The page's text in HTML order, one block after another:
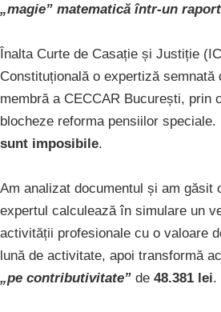
„magie” matematică într-un
Înalta Curte de Casație și Justiție
Constituțională o expertiză semnată
membră a CECCAR București, prin
blocheze reforma pensiilor speciale.
sunt imposibile.
Am analizat documentul și am găsit
expertul calculează în simulare un
activității profesionale cu o valoare
lună de activitate, apoi transformă
„pe contributivitate” de 48.381 lei.